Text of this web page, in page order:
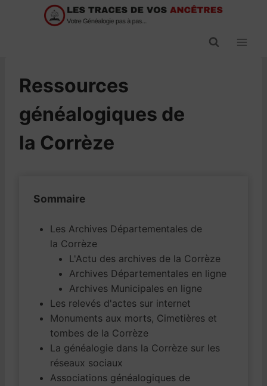
Ressources
généalogiques de
la Corrèze
Sommaire
Les Archives Départementales de
la Corrèze
L'Actu des archives de la Corrèze
Archives Départementales en ligne
Archives Municipales en ligne
Les relevés d'actes sur internet
Monuments aux morts, Cimetières et
tombes de la Corrèze
La généalogie dans la Corrèze sur les
réseaux sociaux
Associations généalogiques de